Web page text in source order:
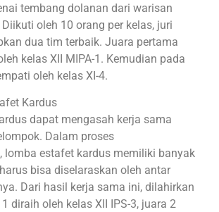
tembang dolanan dari warisan
oleh 10 orang per kelas, juri
dua tim terbaik. Juara pertama
kelas XII MIPA-1. Kemudian pada
oleh kelas XI-4.
Kardus
dapat mengasah kerja sama
Dalam proses
lomba estafet kardus memiliki banyak
bisa diselaraskan oleh antar
Dari hasil kerja sama ini, dilahirkan
diraih oleh kelas XII IPS-3, juara 2